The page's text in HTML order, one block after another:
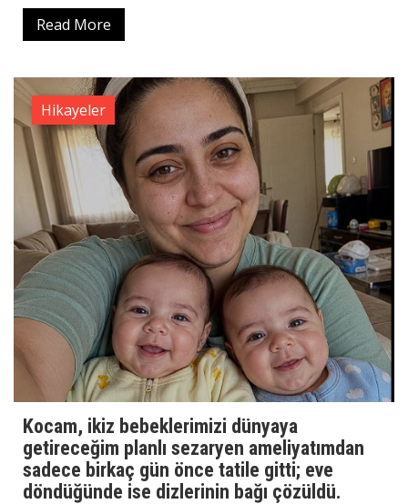
Read More
Hikayeler
Kocam, ikiz bebeklerimizi dünyaya
getireceğim planlı sezaryen ameliyatımdan
sadece birkaç gün önce tatile gitti; eve
döndüğünde ise dizlerinin bağı çözüldü.